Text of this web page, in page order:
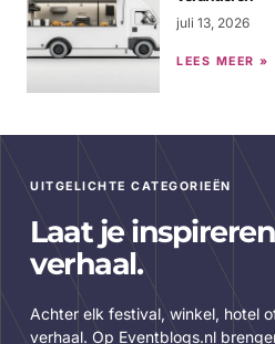
juli 13, 2026
LEES MEER »
UITGELICHTE CATEGORIEËN
Laat je
verhaal.
Achter elk festival, winkel, hotel
verhaal. Op Eventblogs.nl